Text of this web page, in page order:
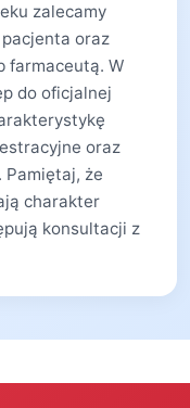
zalecamy
oraz
farmaceutą. W
do oficjalnej
oraz
Pamiętaj, że
charakter
konsultacji z